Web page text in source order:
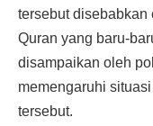
tersebut disebabkan
Quran yang baru-
disampaikan oleh
memengaruhi
tersebut.